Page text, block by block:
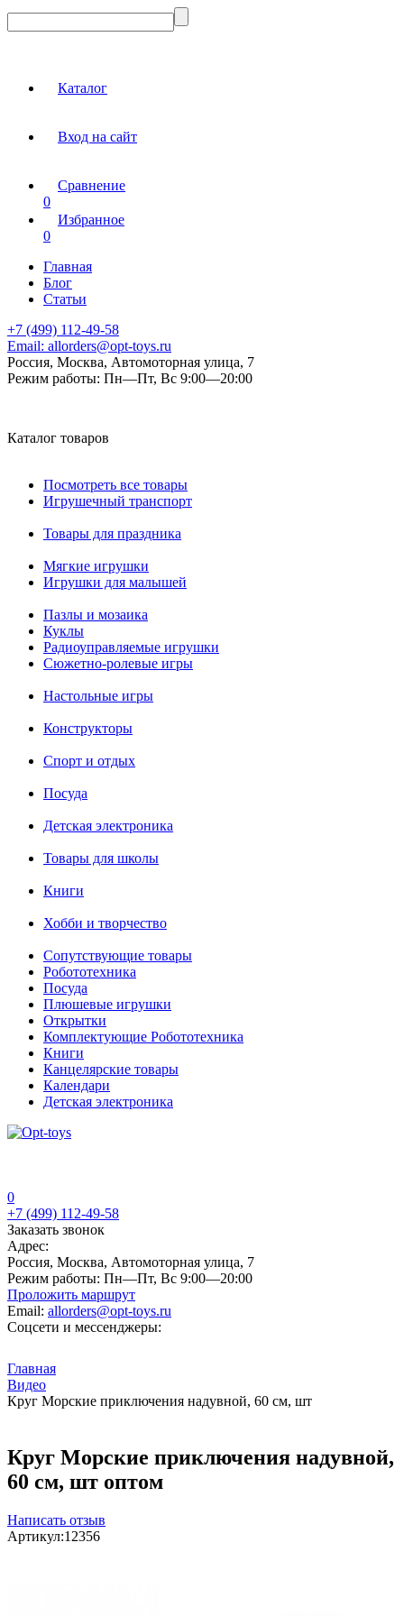
Каталог
Вход на сайт
Сравнение
0
Избранное
0
Главная
Блог
Статьи
+7 (499) 112-49-58
Email: allorders@opt-toys.ru
Россия, Москва, Автомоторная улица, 7
Режим работы: Пн—Пт, Вс 9:00—20:00
Каталог товаров
Посмотреть все товары
Игрушечный транспорт
Товары для праздника
Мягкие игрушки
Игрушки для малышей
Пазлы и мозаика
Куклы
Радиоуправляемые игрушки
Сюжетно-ролевые игры
Настольные игры
Конструкторы
Спорт и отдых
Посуда
Детская электроника
Товары для школы
Книги
Хобби и творчество
Сопутствующие товары
Робототехника
Посуда
Плюшевые игрушки
Открытки
Комплектующие Робототехника
Книги
Канцелярские товары
Календари
Детская электроника
0
+7 (499) 112-49-58
Заказать звонок
Адрес:
Россия, Москва, Автомоторная улица, 7
Режим работы: Пн—Пт, Вс 9:00—20:00
Проложить маршрут
Email: allorders@opt-toys.ru
Соцсети и мессенджеры:
Главная
Видео
Круг Морские приключения надувной, 60 см, шт
Круг Морские приключения надувной,
60 см, шт оптом
Написать отзыв
Артикул:12356